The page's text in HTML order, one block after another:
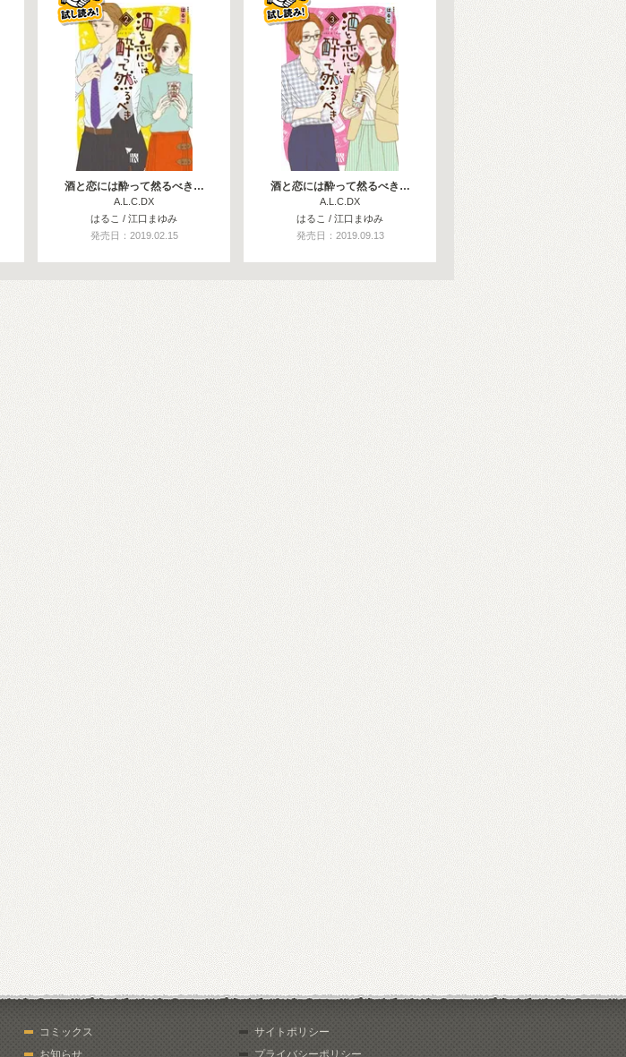
酒と恋には酔って然るべき…
A.L.C.DX
はるこ / 江口まゆみ
発売日：2019.02.15
酒と恋には酔って然るべき…
A.L.C.DX
はるこ / 江口まゆみ
発売日：2019.09.13
コミックス
お知らせ
サイトポリシー
プライバシーポリシー